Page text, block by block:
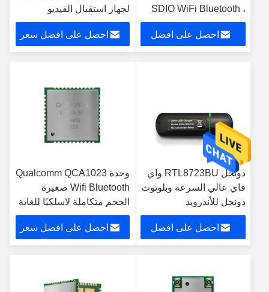
SDIO WiFi Bluetooth ،
2.4 جيجا هرتز ، 150 ميجا
بت في الثانية مع
RTL8723DS
احصل على افضل
لجهاز استقبال الفيديو
اللاسلكي
احصل على افضل سعر
دونجل RTL8723BU واي
فاي عالي السرعة وبلوتوث
دونجل للأندرويد
احصل على افضل
وحدة Qualcomm QCA1023
Wifi Bluetooth صغيرة
الحجم متكاملة لاسلكيًا للغاية
لـ STB
احصل على افضل سعر